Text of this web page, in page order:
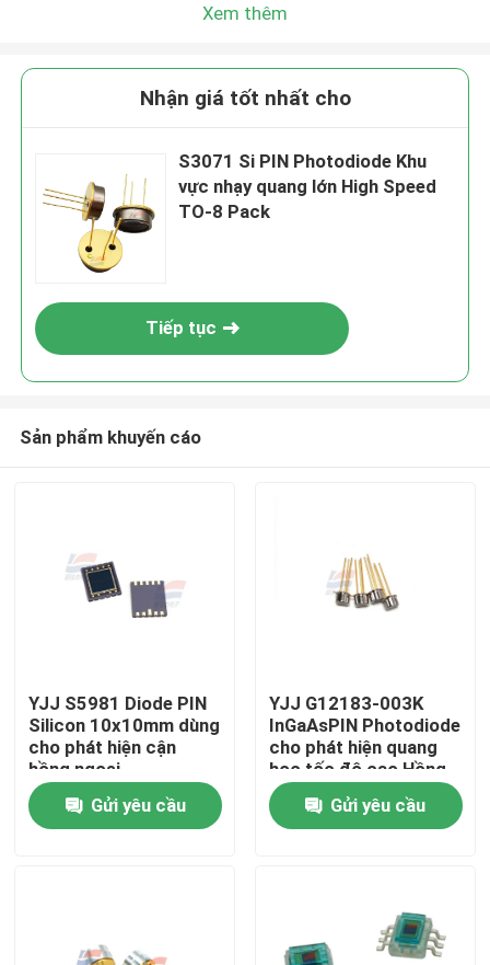
Nhà
Trình diễn VR
Xem thêm
Nhận giá tốt nhất cho
S3071 Si PIN Photodiode Khu
vực nhạy quang lớn High Speed
TO-8 Pack
Tiếp tục
Sản phẩm khuyến cáo
YJJ S5981 Diode PIN
Silicon 10x10mm dùng
cho phát hiện cận
hồng ngoại
Gửi yêu cầu
YJJ G12183-003K
InGaAsPIN Photodiode
cho phát hiện quang
học tốc độ cao Hồng
ngoại gần sóng dài
Hồng ngoạiGửi yêu cầu